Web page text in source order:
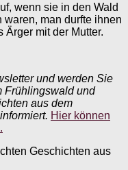
wenn sie in den Wald
man durfte ihnen
Ärger mit der Mutter.
und werden Sie
Frühlingswald und
aus dem
Hier können
Geschichten aus